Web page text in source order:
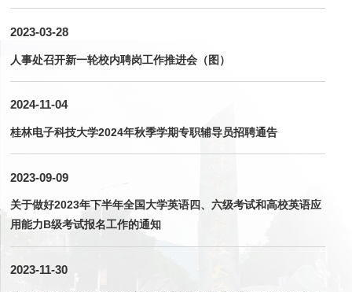
2023-03-28
人事处召开新一轮校内聘岗工作推进会（图）
2024-11-04
桂林电子科技大学2024年秋季学期专职辅导员招聘通告
2023-09-09
关于做好2023年下半年全国大学英语四、六级考试和高校英语应
用能力B级考试报名工作的通知
2023-11-30